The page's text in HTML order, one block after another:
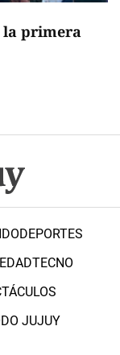
la primera
DEPORTES
TECNO
JUJUY